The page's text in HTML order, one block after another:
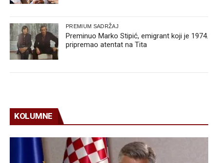
PREMIUM SADRŽAJ
Preminuo Marko Stipić, emigrant koji je 1974.
pripremao atentat na Tita
KOLUMNE